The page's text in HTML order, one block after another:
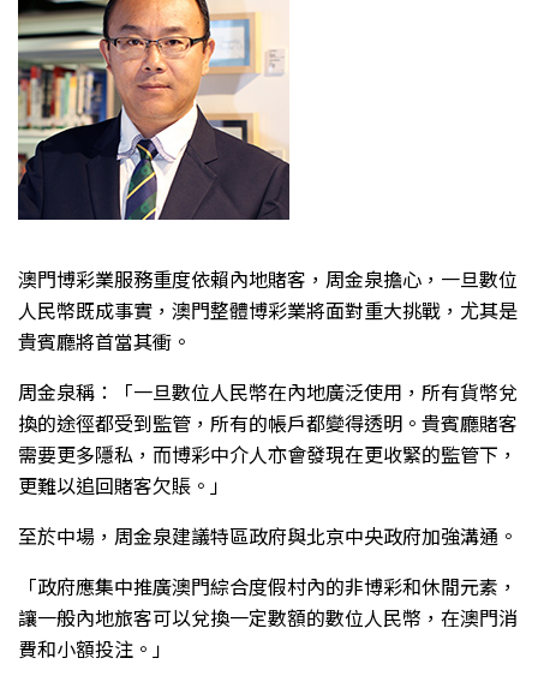
澳門博彩業服務重度依賴內地賭客，周金泉擔心，一旦數位
人民幣既成事實，澳門整體博彩業將面對重大挑戰，尤其是
貴賓廳將首當其衝。
周金泉稱：「一旦數位人民幣在內地廣泛使用，所有貨幣兌
換的途徑都受到監管，所有的帳戶都變得透明。貴賓廳賭客
需要更多隱私，而博彩中介人亦會發現在更收緊的監管下，
更難以追回賭客欠賬。」
至於中場，周金泉建議特區政府與北京中央政府加強溝通。
「政府應集中推廣澳門綜合度假村內的非博彩和休閒元素，
讓一般內地旅客可以兌換一定數額的數位人民幣，在澳門消
費和小額投注。」